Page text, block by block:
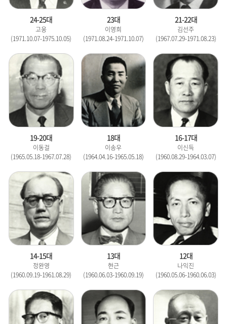
24-25대
고웅
(1971.10.07-1975.10.05)
23대
이영희
(1971.08.24-1971.10.07)
21-22대
김선주
(1967.07.29-1971.08.23)
19-20대
이동걸
(1965.05.18-1967.07.28)
18대
이송우
(1964.04.16-1965.05.18)
16-17대
이신득
(1960.08.29-1964.03.07)
14-15대
정완영
(1960.09.19-1961.08.29)
13대
현근
(1960.06.03-1960.09.19)
12대
나익진
(1960.05.06-1960.06.03)